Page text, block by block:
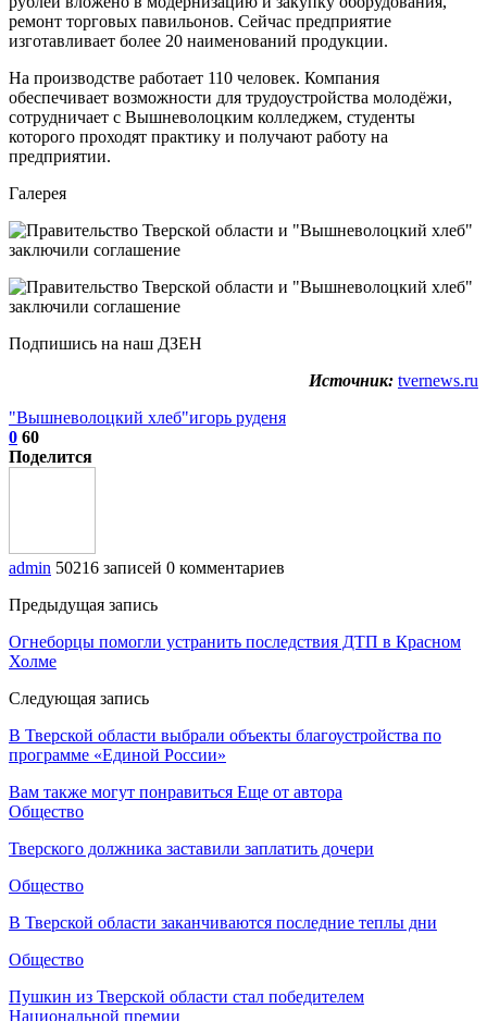
ремонт торговых павильонов. Сейчас предприятие
изготавливает более 20 наименований продукции.
На производстве работает 110 человек. Компания
обеспечивает возможности для трудоустройства молодёжи,
сотрудничает с Вышневолоцким колледжем, студенты
которого проходят практику и получают работу на
предприятии.
Галерея
Подпишись на наш ДЗЕН
Источник: tvernews.ru
"Вышневолоцкий хлеб"игорь руденя
0 60
Поделится
admin 50216 записей 0 комментариев
Предыдущая запись
Огнеборцы помогли устранить последствия ДТП в Красном
Холме
Следующая запись
В Тверской области выбрали объекты благоустройства по
программе «Единой России»
Вам также могут понравиться Еще от автора
Общество
Тверского должника заставили заплатить дочери
Общество
В Тверской области заканчиваются последние теплы дни
Общество
Пушкин из Тверской области стал победителем
Национальной премии